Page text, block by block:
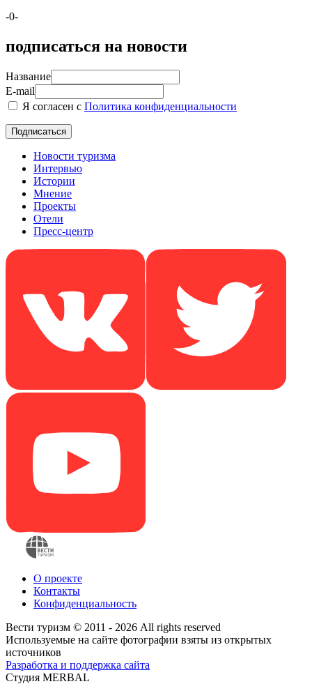
-0-
подписаться на новости
Название
E-mail
Я согласен с Политика конфиденциальности
Новости туризма
Интервью
Истории
Мнение
Проекты
Отели
Пресс-центр
О проекте
Контакты
Конфиденциальность
Вести туризм © 2011 - 2026 All rights reserved
Используемые на сайте фотографии взяты из открытых
источников
Разработка и поддержка сайта
Студия MERBAL